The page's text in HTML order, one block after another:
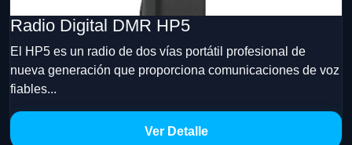
Radio Digital DMR HP5
El HP5 es un radio de dos vías portátil profesional de
nueva generación que proporciona comunicaciones de voz
fiables...
Ver Detalle